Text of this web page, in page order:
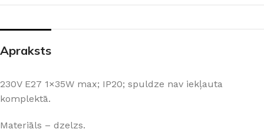
Apraksts
230V E27 1×35W max; IP20; spuldze nav iekļauta
komplektā.
Materiāls – dzelzs.